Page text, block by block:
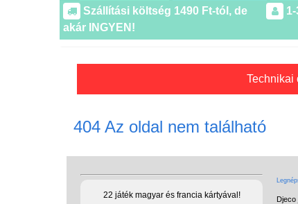
Szállítási költség 1490 Ft-tól, de
akár INGYEN!
Technikai
404 Az oldal nem található
22 játék magyar és francia kártyával!
Djeco